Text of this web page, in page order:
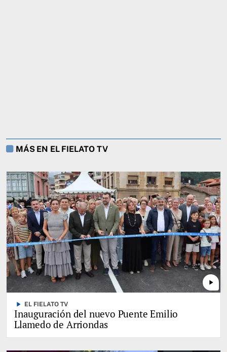
MÁS EN EL FIELATO TV
play_arrow
play_arrow EL FIELATO TV
Inauguración del nuevo Puente Emilio
Llamedo de Arriondas